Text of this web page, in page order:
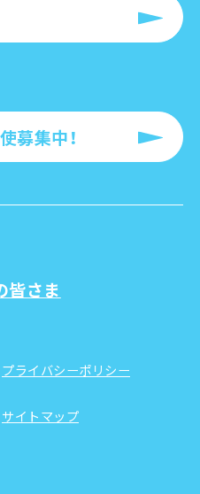
募集中！
皆さま
プライバシーポリシー
サイトマップ